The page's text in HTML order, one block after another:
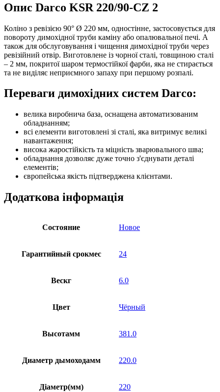
Опис Darco KSR 220/90-CZ 2
Коліно з ревізією 90° Ø 220 мм, одностінне, застосовується для
повороту димохідної труби каміну або опалювальної печі. А
також для обслуговування і чищення димохідної труби через
ревізійний отвір. Виготовлене із чорної сталі, товщиною сталі
– 2 мм, покритої шаром термостійкої фарби, яка не стирається
та не виділяє неприємного запаху при першому розпалі.
Переваги димохідних систем Darco:
велика виробнича база, оснащена автоматизованим
обладнанням;
всі елементи виготовлені зі сталі, яка витримує великі
навантаження;
висока жаростійкість та міцність зварювального шва;
обладнання дозволяє дуже точно з'єднувати деталі
елементів;
європейська якість підтверджена клієнтами.
Додаткова інформація
Состояние Новое
Гарантийный срокмес 24
Вескг 6.0
Цвет Чёрный
Высотамм 381.0
Диаметр дымоходамм 220.0
Діаметр(мм) 220